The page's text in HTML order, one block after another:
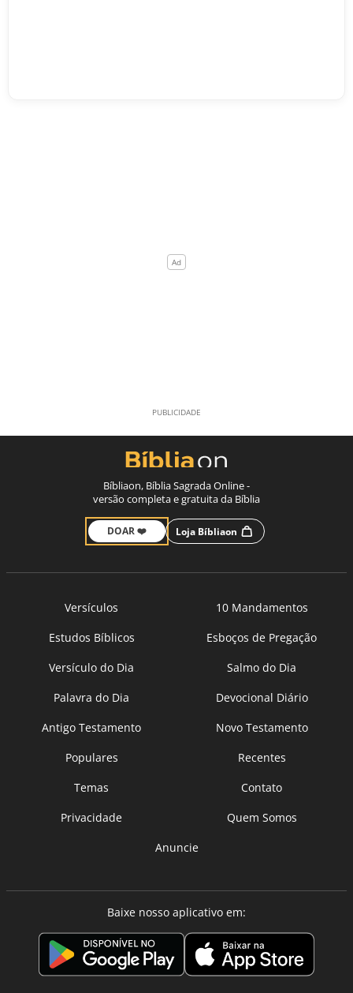
Bíbliaon, Bíblia Sagrada Online -
versão completa e gratuita da Bíblia
DOAR ❤️ Loja Bíbliaon
Versículos
10 Mandamentos
Estudos Bíblicos
Esboços de Pregação
Versículo do Dia
Salmo do Dia
Palavra do Dia
Devocional Diário
Antigo Testamento
Novo Testamento
Populares
Recentes
Temas
Contato
Privacidade
Quem Somos
Anuncie
Baixe nosso aplicativo em: